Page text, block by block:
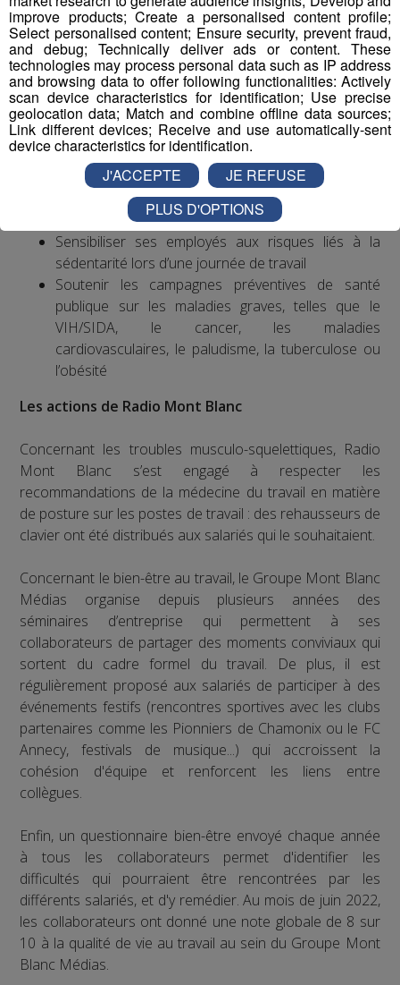
musculo-squelettiques sont la première cause de
maladies professionnelles, notamment au niveau du
poignet et de la main.
Exemples d’actions à entreprendre
Mettre en place une politique ambitieuse de santé,
sécurité et bien-être au travail visant notamment à
réduire les accidents du travail et les situations à
risques ainsi que les troubles musculo-
squelettiques et les risques psycho-sociaux
Sensibiliser ses employés aux risques liés à la
sédentarité lors d’une journée de travail
Soutenir les campagnes préventives de santé
publique sur les maladies graves, telles que le
VIH/SIDA, le cancer, les maladies
cardiovasculaires, le paludisme, la tuberculose ou
l’obésité
Les actions de Radio Mont Blanc
Concernant les troubles musculo-squelettiques, Radio
Mont Blanc s’est engagé à respecter les
recommandations de la médecine du travail en matière
de posture sur les postes de travail : des rehausseurs de
clavier ont été distribués aux salariés qui le souhaitaient.
Concernant le bien-être au travail, le Groupe Mont Blanc
Médias organise depuis plusieurs années des
séminaires d’entreprise qui permettent à ses
collaborateurs de partager des moments conviviaux qui
sortent du cadre formel du travail. De plus, il est
régulièrement proposé aux salariés de participer à des
événements festifs (rencontres sportives avec les clubs
partenaires comme les Pionniers de Chamonix ou le FC
Annecy, festivals de musique...) qui accroissent la
cohésion d'équipe et renforcent les liens entre
collègues.
Enfin, un questionnaire bien-être envoyé chaque année
à tous les collaborateurs permet d'identifier les
difficultés qui pourraient être rencontrées par les
différents salariés, et d'y remédier. Au mois de juin 2022,
les collaborateurs ont donné une note globale de 8 sur
10 à la qualité de vie au travail au sein du Groupe Mont
Blanc Médias.
improve products; Create a personalised content profile;
Select personalised content; Ensure security, prevent fraud,
and debug; Technically deliver ads or content. These
technologies may process personal data such as IP address
and browsing data to offer following functionalities: Actively
scan device characteristics for identification; Use precise
geolocation data; Match and combine offline data sources;
Link different devices; Receive and use automatically-sent
device characteristics for identification.
J'ACCEPTE
JE REFUSE
PLUS D'OPTIONS